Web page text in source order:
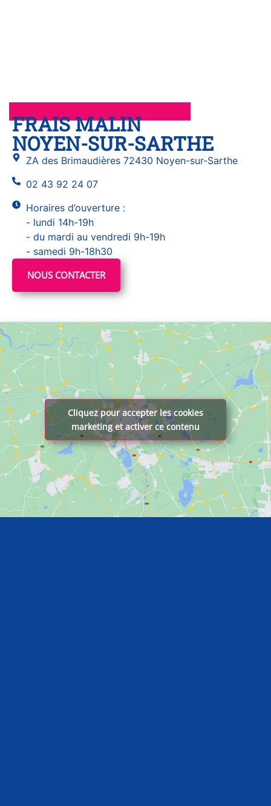
FRAIS MALIN
NOYEN-SUR-SARTHE
ZA des Brimaudières 72430 Noyen-sur-Sarthe
02 43 92 24 07
Horaires d’ouverture :
- lundi 14h-19h
- du mardi au vendredi 9h-19h
- samedi 9h-18h30
NOUS CONTACTER
Cliquez pour accepter les cookies
marketing et activer ce contenu